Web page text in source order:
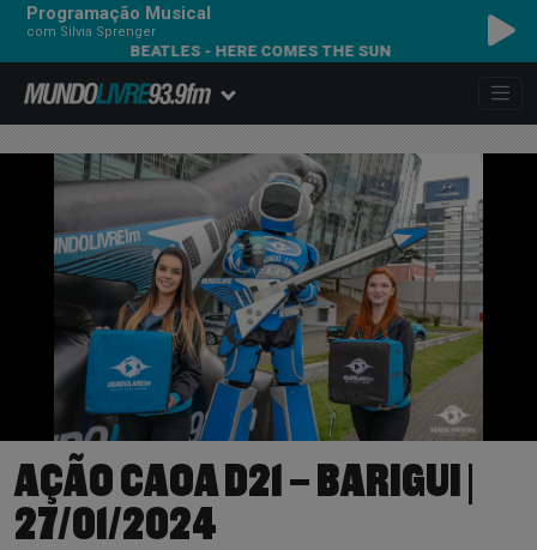
Programação Musical
com Silvia Sprenger
BEATLES - HERE
AÇÃO CAOA D21 – BARIGUI |
27/01/2024